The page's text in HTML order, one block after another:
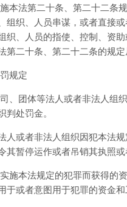
本法第二十条、第二十二条
组织、人员串谋，或者直接
织、人员的指使、控制、资
第二十条、第二十二条的规定
规定
、团体等法人或者非法人组
判处罚金。
人或者非法人组织因犯本法
其暂停运作或者吊销其执照或
施本法规定的犯罪而获得的
于或者意图用于犯罪的资金